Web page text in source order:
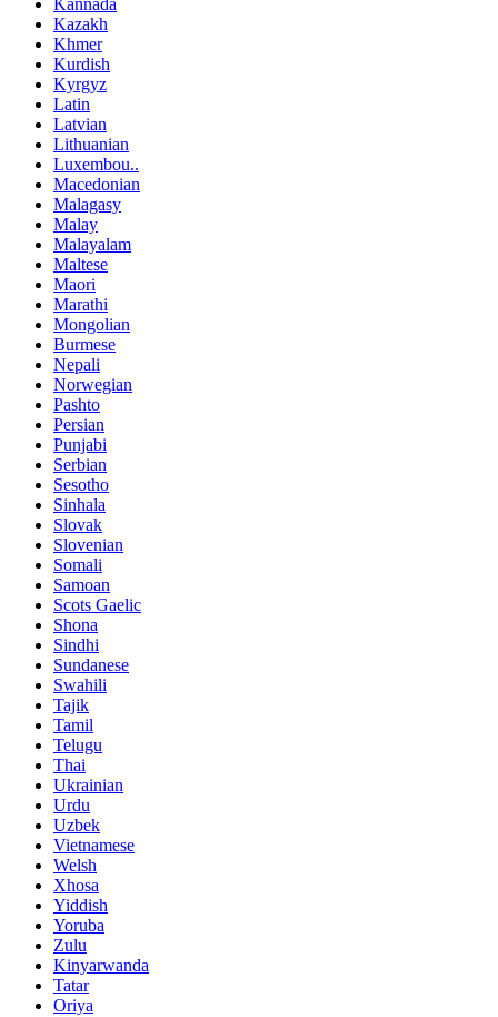
Kazakh
Khmer
Kurdish
Kyrgyz
Latin
Latvian
Lithuanian
Luxembou..
Macedonian
Malagasy
Malay
Malayalam
Maltese
Maori
Marathi
Mongolian
Burmese
Nepali
Norwegian
Pashto
Persian
Punjabi
Serbian
Sesotho
Sinhala
Slovak
Slovenian
Somali
Samoan
Scots Gaelic
Shona
Sindhi
Sundanese
Swahili
Tajik
Tamil
Telugu
Thai
Ukrainian
Urdu
Uzbek
Vietnamese
Welsh
Xhosa
Yiddish
Yoruba
Zulu
Kinyarwanda
Tatar
Oriya